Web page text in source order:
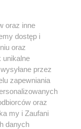
też?
oraz inne
dostęp i
oraz
unikalne
przez
zapewniania
oraz
my i Zaufani
danych